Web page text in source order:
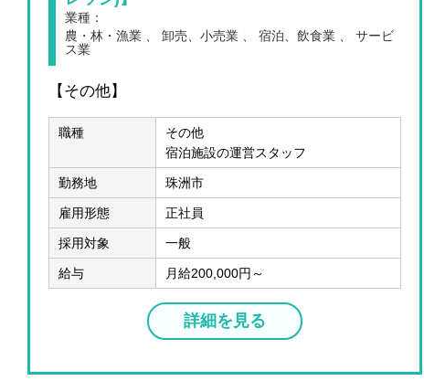
業種：
農・林・漁業 、 卸売、小売業 、 宿泊、飲食業 、 サービ
ス業
【その他】
職種
その他
宿泊施設の運営スタッフ
勤務地 珠洲市
雇用形態 正社員
採用対象 一般
給与 月給200,000円～
詳細を見る